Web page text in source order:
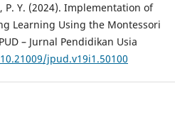
P. Y. (2024). Implementation of
Learning Using the Montessori
– Jurnal Pendidikan Usia
jpud.v19i1.50100